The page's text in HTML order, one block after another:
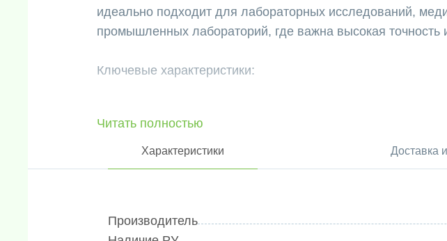
идеально подходит для лабораторных исследований,
промышленных лабораторий, где важна высокая точность
Ключевые характеристики:
- Диапазон дозирования: 0.1–2.5 мкл
- Шаг регулировки объема: 0.002 мкл — для максимальной
- Цвет корпуса: Бежевый — для удобной идентификации
- Наконечники: Совместим с наконечниками на 0.5-10 мкл
Читать полностью
Характеристики Доставка
Производитель